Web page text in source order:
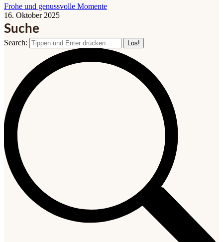
Frohe und genussvolle Momente
16. Oktober 2025
Suche
Search: